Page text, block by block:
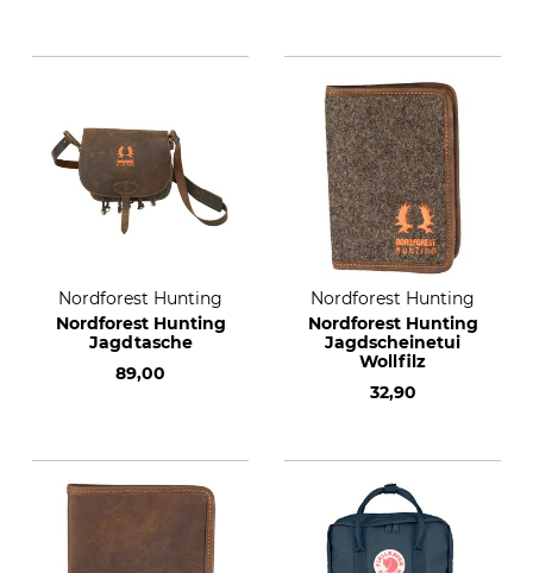
Nordforest Hunting
Nordforest Hunting
Jagdtasche
89,00
Nordforest Hunting
Nordforest Hunting
Jagdscheinetui
Wollfilz
32,90